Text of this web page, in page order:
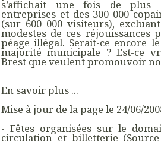
s’affichait une fois de plus
entreprises et des 300 000
(sur 600 000 visiteurs),
modestes de ces
péage illégal. Serait-ce encore
majorité municipale ? Est-ce
Brest que veulent promouvoir
En savoir plus ...
Mise à jour de la page le 24/06/
- Fêtes organisées sur le
circulation et billetterie (Source